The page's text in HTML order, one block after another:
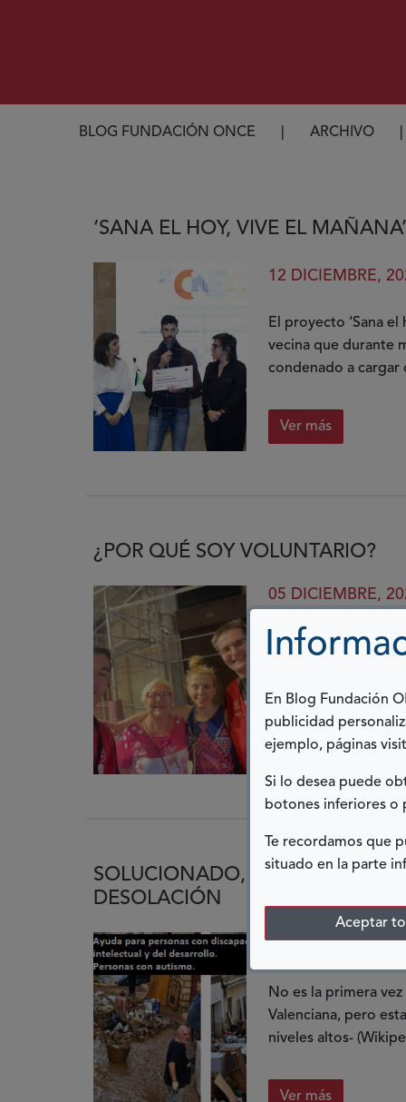
En Blog Fundación
publicidad
ejemplo, páginas
Si lo desea puede
botones inferiores o
Te recordamos que
situado en la parte
Aceptar
Ruta de navegación
BLOG FUNDACIÓN ONCE ARCHIVO
‘SANA EL HOY, VIVE EL MAÑANA’
12 DICIEMBRE,
El proyecto ‘Sana
vecina que durante
condenado a cargar
Ver más
¿POR QUÉ SOY VOLUNTARIO?
05 DICIEMBRE,
Hola, me llamo
ONCE desde
Ver más
SOLUCIONADO, LA ÚNICA
DESOLACIÓN
No es la primera
Valenciana, pero
niveles altos-
Ver más